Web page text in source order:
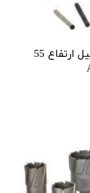
مته گردبر HSS از قطر 12 تا 100 میل ارتفاع 55